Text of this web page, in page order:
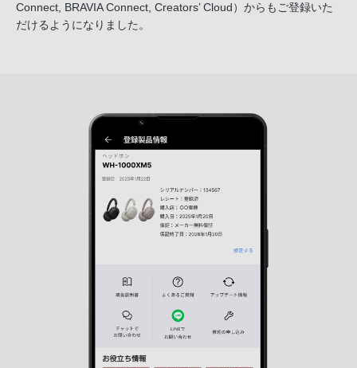
Connect, BRAVIA Connect, Creators’ Cloud）からもご登録いた
だけるようになりました。